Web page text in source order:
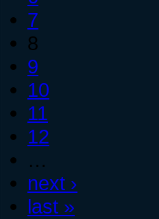
7
8
9
10
11
12
…
next ›
last »